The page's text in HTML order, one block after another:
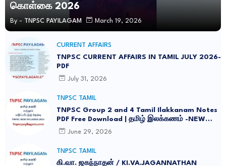
கொள்கை 2026
By - TNPSC PAYILAGAM March 19, 2026
CURRENT AFFAIRS
TNPSC CURRENT AFFAIRS IN TAMIL JULY 2026-
PDF
July 31, 2026
TNPSC TAMIL
TNPSC Group 2 and 4 Tamil Ilakkanam Notes
PDF Free Download | தமிழ் இலக்கணம் -NEW
SYLLABUS UPDATED -2026
June 29, 2026
TNPSC TAMIL
கி.வா. ஜகந்நாதன் / KI.VA.JAGANNATHAN